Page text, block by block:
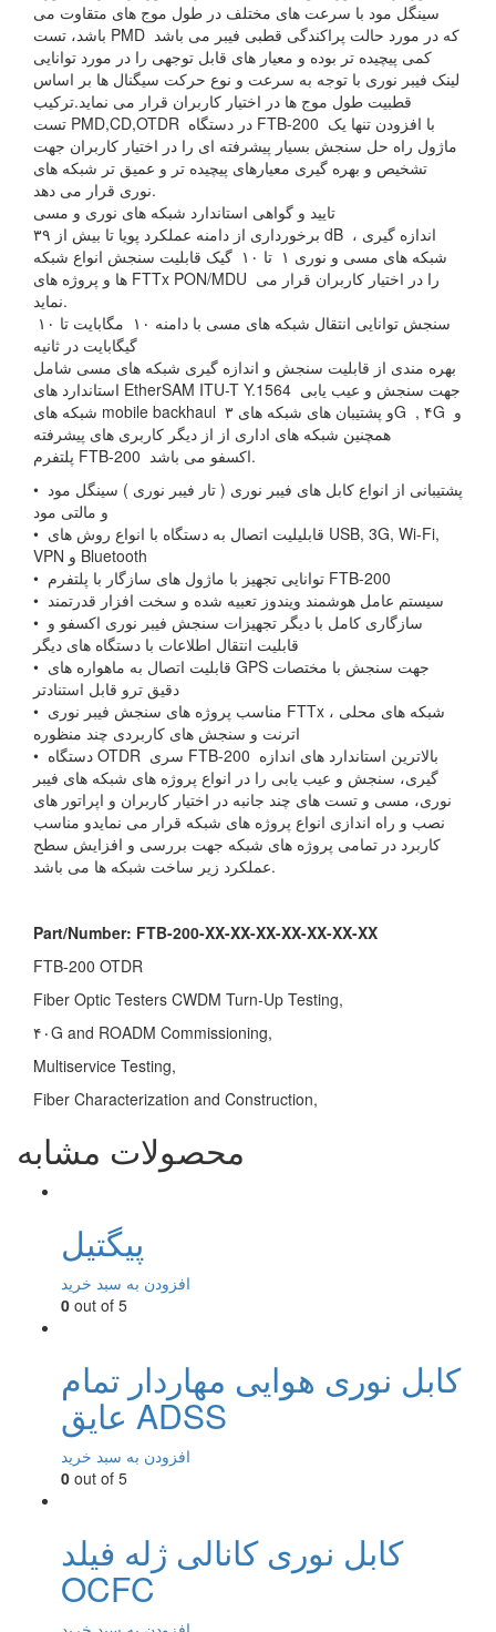
سینگل مود با سرعت های مختلف در طول موج های متقاوت می
باشد، تست PMD که در مورد حالت پراکندگی قطبی فیبر می باشد
کمی پیچیده تر بوده و معیار های قابل توجهی را در مورد توانایی
لینک فیبر نوری با توجه به سرعت و نوع حرکت سیگنال ها بر اساس
قطبیت طول موج ها در اختیار کاربران قرار می نماید.ترکیب
تست PMD,CD,OTDR در دستگاه FTB-200 با افزودن تنها یک
ماژول راه حل سنجش بسیار پیشرفته ای را در اختیار کاربران جهت
تشخیص و بهره گیری معیارهای پیچیده تر و عمیق تر شبکه های
نوری قرار می دهد.
تایید و گواهی استاندارد شبکه های نوری و مسی
برخورداری از دامنه عملکرد پویا تا بیش از ۳۹ dB ، اندازه گیری
شبکه های مسی و نوری ۱ تا ۱۰ گیک قابلیت سنجش انواع شبکه
ها و پروژه های FTTx PON/MDU را در اختیار کاربران قرار می
نماید.
گیگابایت در ثانیه
بهره مندی از قابلیت سنجش و اندازه گیری شبکه های مسی شامل
استاندارد های EtherSAM ITU-T Y.1564 جهت سنجش و عیب یابی
شبکه های mobile backhaul و پشتیبان های شبکه های ۳G , ۴G و
همچنین شبکه های اداری از از دیگر کاربری های پیشرفته
پلتفرم FTB-200 اکسفو می باشد.
• پشتیبانی از انواع کابل های فیبر نوری ( تار فیبر نوری ) سینگل مود
و مالتی مود
• قابلیلیت اتصال به دستگاه با انواع روش های USB, 3G, Wi-Fi,
VPN و Bluetooth
• توانایی تجهیز با ماژول های سازگار با پلتفرم FTB-200
• سیستم عامل هوشمند ویندوز تعبیه شده و سخت افزار قدرتمند
• سازگاری کامل با دیگر تجهیزات سنجش فیبر نوری اکسفو و
قابلیت انتقال اطلاعات با دستگاه های دیگر
• قابلیت اتصال به ماهواره های GPS جهت سنجش با مختصات
دقیق ترو قابل استنادتر
• مناسب پروژه های سنجش فیبر نوری FTTx ، شبکه های محلی
اترنت و سنجش های کاربردی چند منظوره
• دستگاه OTDR سری FTB-200 بالاترین استاندارد های اندازه
گیری، سنجش و عیب یابی را در انواع پروژه های شبکه های فیبر
نوری، مسی و تست های چند جانبه در اختیار کاربران و اپراتور های
نصب و راه اندازی انواع پروژه های شبکه قرار می نمایدو مناسب
کاربرد در تمامی پروژه های شبکه جهت بررسی و افزایش سطح
عملکرد زیر ساخت شبکه ها می باشد.
Part/Number: FTB-200-XX-XX-XX-XX-XX-XX-XX
FTB-200 OTDR
Fiber Optic Testers CWDM Turn-Up Testing,
۴۰G and ROADM Commissioning,
Multiservice Testing,
Fiber Characterization and Construction,
محصولات مشابه
پیگتیل
افزودن به سبد خرید
0 out of 5
کابل نوری هوایی مهاردار تمام
عایق ADSS
افزودن به سبد خرید
0 out of 5
کابل نوری کانالی ژله فیلد
OCFC